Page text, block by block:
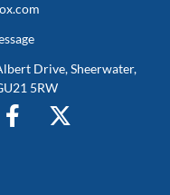
Drive, Sheerwater,
5RW